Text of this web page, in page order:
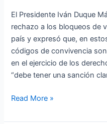
El Presidente Iván Duque
rechazo a los bloqueos de
país y expresó que, en
códigos de convivencia
en el ejercicio de los
“debe tener una sanción
clara
y
rechazo
social,
dijo
el
Duque
Read More »